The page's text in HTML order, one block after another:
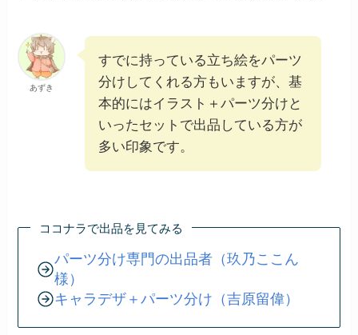
あずき
すでに持っている立ち絵をパーツ
分けしてくれる方もいますが、基
本的にはイラスト＋パーツ分けと
いったセットで出品している方が
多い印象です。
ココナラで出品を見てみる
パーツ分け専門の出品者（玖乃ここん
様）
キャラデザ＋パーツ分け（吉原留偉）